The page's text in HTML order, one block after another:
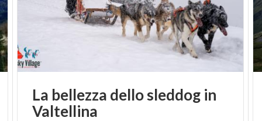
La bellezza dellosleddog in
Valtellina